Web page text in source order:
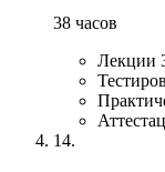
38 часов
Лекции
14.